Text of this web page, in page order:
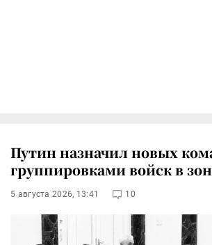
Путин назначил новых
группировками войск в
5 августа 2026, 13:41 10